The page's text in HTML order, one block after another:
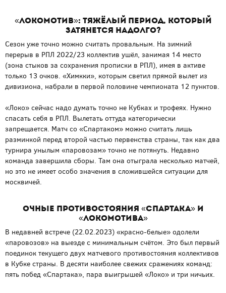
«Локомотив»: тяжёлый период, который
затянется надолго?
Сезон уже точно можно считать провальным. На зимний
перерыв в РПЛ 2022/23 коллектив ушёл, занимая 14 место
(зона стыков за сохранения прописки в РПЛ), имея в активе
только 13 очков. «Химкки», которым светил прямой вылет из
дивизиона, набрали в первой половине чемпионата 12 пунктов.
«Локо» сейчас надо думать точно не Кубках и трофеях. Нужно
спасать себя в РПЛ. Вылетать оттуда категорически
запрещается. Матч со «Спартаком» можно считать лишь
разминкой перед второй частью первенства страны, так как два
турнира унылым «паровозам» точно не потянуть. Недавно
команда завершила сборы. Там она отыграла несколько матчей,
но это не имеет особо значения в сложившейся ситуации для
москвичей.
Очные противостояния «Спартака» и
«Локомотива»
В недавней встрече (22.02.2023) «красно-белые» одолели
«паровозов» на выезде с минимальным счётом. Это был первый
поединок текущего двух матчевого противостояния коллективов
в Кубке страны. В десяти наиболее свежих сражениях команд:
пять побед «Спартака», пара выигрышей «Локо» и три ничьих.